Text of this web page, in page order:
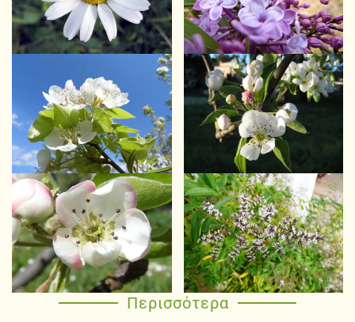
Περισσότερα